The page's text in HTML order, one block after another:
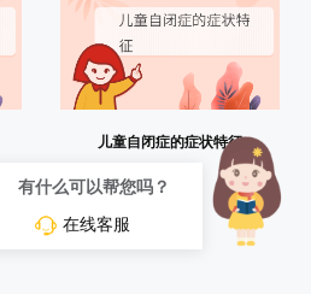
儿童自闭症的症状特征
有什么可以帮您吗？
在线客服